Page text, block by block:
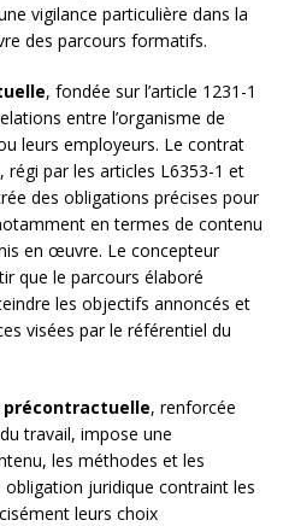
vigilance particulière dans la
des parcours formatifs.
, fondée sur l’article 1231-1
entre l’organisme de
leurs employeurs. Le contrat
par les articles L6353-1 et
des obligations précises pour
en termes de contenu
en œuvre. Le concepteur
que le parcours élaboré
les objectifs annoncés et
visées par le référentiel du
, renforcée
travail, impose une
les méthodes et les
juridique contraint les
leurs choix